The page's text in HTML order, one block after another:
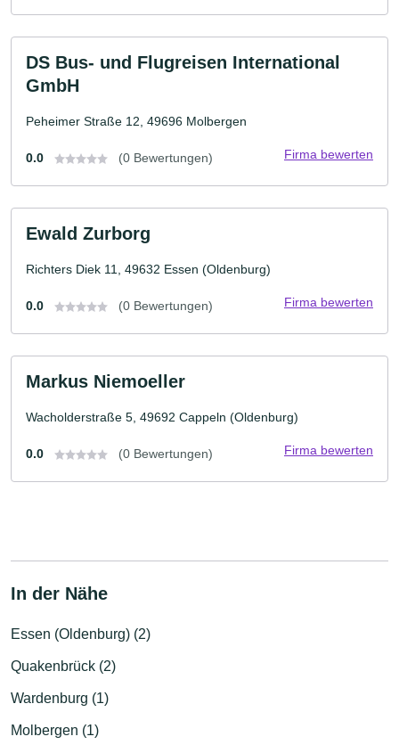
DS Bus- und Flugreisen International
GmbH
Peheimer Straße 12, 49696 Molbergen
0.0 (0 Bewertungen) Firma bewerten
Ewald Zurborg
Richters Diek 11, 49632 Essen (Oldenburg)
0.0 (0 Bewertungen) Firma bewerten
Markus Niemoeller
Wacholderstraße 5, 49692 Cappeln (Oldenburg)
0.0 (0 Bewertungen) Firma bewerten
In der Nähe
Essen (Oldenburg) (2)
Quakenbrück (2)
Wardenburg (1)
Molbergen (1)